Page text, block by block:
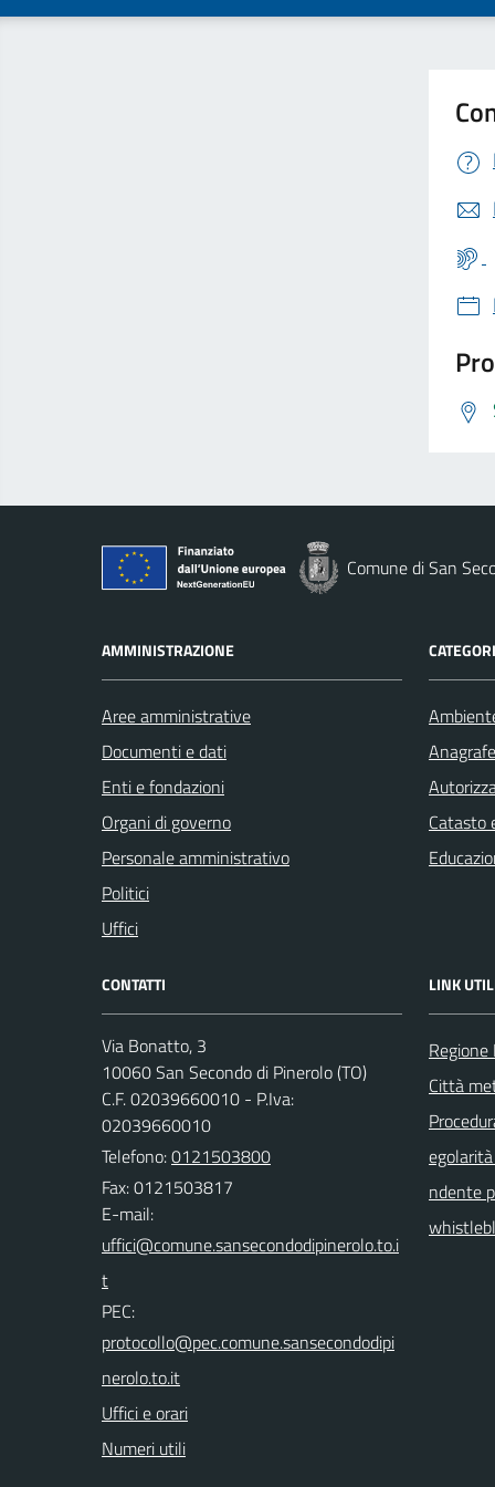
Comune di San
AMMINISTRAZIONE
Aree amministrative
Documenti e dati
Enti e fondazioni
Organi di governo
Personale amministrativo
Politici
Uffici
Catasto
CONTATTI
Via Bonatto, 3
10060 San Secondo di Pinerolo (TO)
C.F. 02039660010 - P.Iva:
02039660010
Telefono:0121503800
Fax: 0121503817
E-mail:
PEC:
Uffici e orari
Numeri utili
LINK
Città
ndente